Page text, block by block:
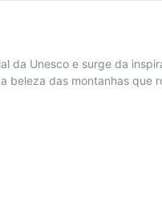
da Unesco e surge da
das montanhas